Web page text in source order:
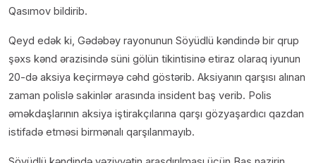
Qasımov bildirib.
Qeyd edək ki, Gədəbəy rayonunun Söyüdlü kəndində bir qrup
şəxs kənd ərazisində süni gölün tikintisinə etiraz olaraq iyunun
20-də aksiya keçirməyə cəhd göstərib. Aksiyanın qarşısı alınan
zaman polislə sakinlər arasında insident baş verib. Polis
əməkdaşlarının aksiya iştirakçılarına qarşı gözyaşardıcı qazdan
istifadə etməsi birmənalı qarşılanmayıb.